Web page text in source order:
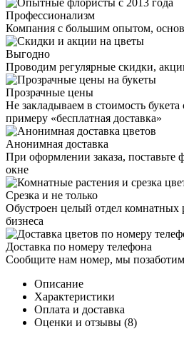
Профессионализм
Компания с большим опытом,
Выгодно
Проводим регулярные скидки,
Прозрачные цены
Не закладываем в стоимость
примеру «бесплатная доставка»
Анонимная доставка
При оформлении заказа, поставьте
окне
Срезка и не только
Обустроен целый отдел комнатных
бизнеса
Доставка по номеру телефона
Сообщите нам номер, мы
Описание
Характеристики
Оплата и доставка
Оценки и отзывы (8)